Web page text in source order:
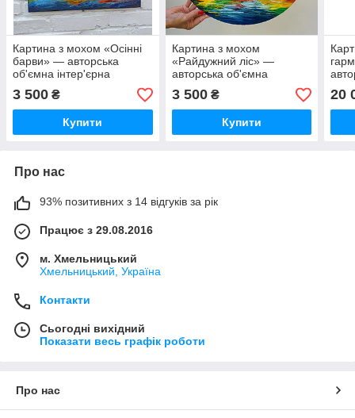
Картина з мохом «Осінні
барви» — авторська
об'ємна інтер'єрна
картина 40×50 см
3 500 ₴
Купити
Картина з мохом
«Райдужний ліс» —
авторська об'ємна
інтер'єрна картина,
олійний живопис, 40 см
3 500₴
Купити
на
20
Про нас
93% позитивних з 14 відгуків за рік
Працює з 29.08.2016
м. Хмельницький
Хмельницький, Україна
Контакти
Сьогодні вихідний
Показати весь графік роботи
Про нас